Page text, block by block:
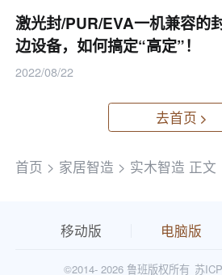
- 高频弯木机制作的弯曲木家
料，符合可持续发展的原则，
的需求。
5. 设计灵活性和创新性
- 高频弯木机的灵活性使得设
激光封/PUR/EVA一机兼容的
边设备，如何搞定“高定”！
2022/08/22
去首页
首页 > 家居智造 > 实木智造 正文
移动版 电脑版
©2014-2026 鲁班版权所有 苏